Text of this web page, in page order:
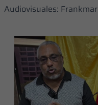
Audiovisuales: